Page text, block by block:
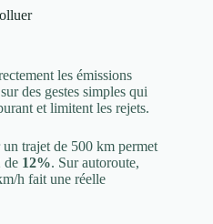
les émissions
des gestes simples qui
et limitent les rejets.
un trajet de 500 km permet
de 12%. Sur autoroute,
h fait une réelle